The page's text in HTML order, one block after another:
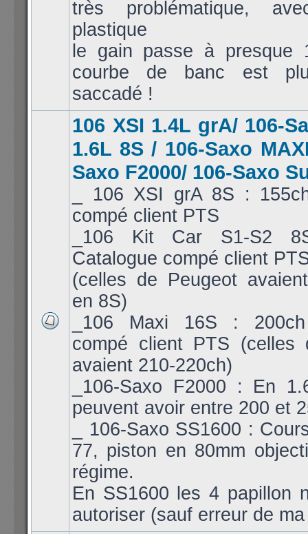
très problématique,
plastique
le gain passe à presque
courbe de banc est
saccadé !
106 XSI 1.4L grA/ 106-
1.6L 8S / 106-Saxo
Saxo F2000/ 106-Saxo
_ 106 XSI grA 8S :
compé client PTS
_106 Kit Car S1-S2
Catalogue compé client
(celles de Peugeot
en 8S)
_106 Maxi 16S :
compé client PTS (celles
avaient 210-220ch)
_106-Saxo F2000 : En
peuvent avoir entre 200 et
_ 106-Saxo SS1600 :
77, piston en 80mm
régime.
En SS1600 les 4 papillon
autoriser (sauf erreur de